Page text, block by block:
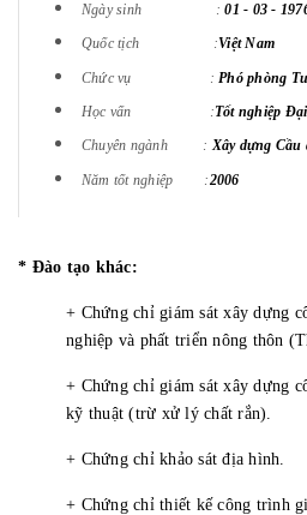
Ngày sinh :01 - 03 -
Quốc tịch :Việt Nam
Chức vụ : Phó phòng
Học vấn :Tốt nghiệp
Chuyên ngành :Xây dựng Cầu
Năm tốt nghiệp :2006
* Đào tạo khác:
+ Chứng chỉ giám sát xây dựng
nghiệp và phất triển nông thôn
+ Chứng chỉ giám sát xây dựng
kỹ thuật (trừ xử lý chất rắn).
+ Chứng chỉ khảo sát địa hình.
+ Chứng chỉ thiết kế công trình